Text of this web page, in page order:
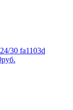
30 fa1103d